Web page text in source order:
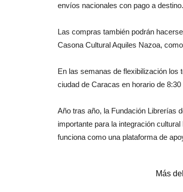
envíos nacionales con pago a destino.
Las compras también podrán
Casona Cultural Aquiles Nazoa,
En las semanas de flexibilización los
ciudad de Caracas en horario de
Año tras año, la Fundación Librerías
importante para la integración
funciona como una plataforma de
Más